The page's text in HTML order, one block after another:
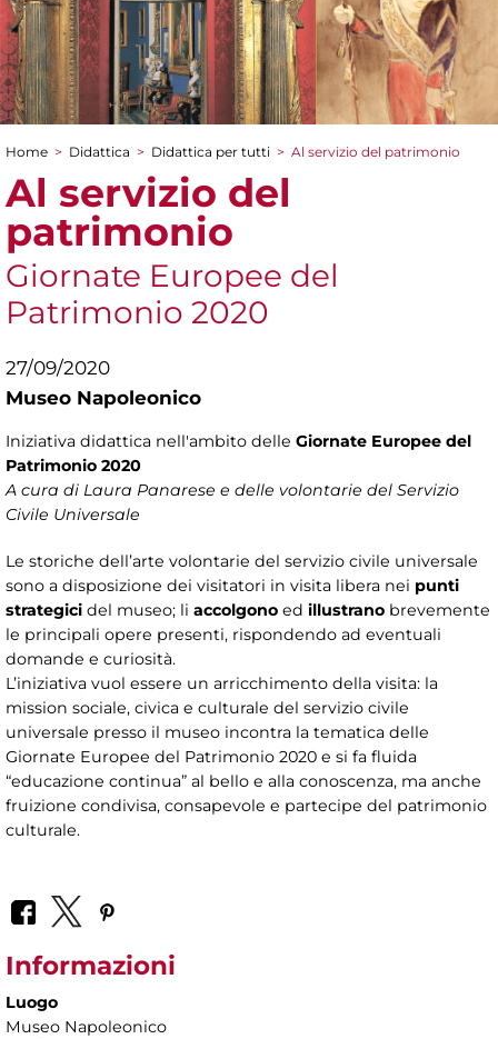
Tu sei qui
Home > Didattica > Didattica per tutti > Al servizio del patrimonio
Al servizio del
patrimonio
Giornate Europee del
Patrimonio 2020
27/09/2020
Museo Napoleonico
Iniziativa didattica nell'ambito delle Giornate Europee del
Patrimonio 2020
A cura di Laura Panarese e delle volontarie del Servizio
Civile Universale
Le storiche dell’arte volontarie del servizio civile universale
sono a disposizione dei visitatori in visita libera nei punti
strategici del museo; li accolgono ed illustrano brevemente
le principali opere presenti, rispondendo ad eventuali
domande e curiosità.
L’iniziativa vuol essere un arricchimento della visita: la
mission sociale, civica e culturale del servizio civile
universale presso il museo incontra la tematica delle
Giornate Europee del Patrimonio 2020 e si fa fluida
“educazione continua” al bello e alla conoscenza, ma anche
fruizione condivisa, consapevole e partecipe del patrimonio
culturale.
Informazioni
Luogo
Museo Napoleonico